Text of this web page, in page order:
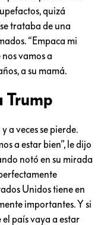
quizá
trataba de una
“Empaca mi
vamos a
a su mamá.
Trump
a veces se pierde.
a estar bien”, le dijo
notó en su mirada
Unidos tiene en
importantes. Y si
el país vaya a estar